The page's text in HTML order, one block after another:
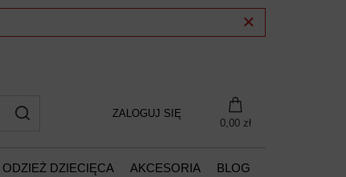
ZALOGUJ SIĘ
0,00 zł
ODZIEŻ DZIECIĘCA AKCESORIA BLOG